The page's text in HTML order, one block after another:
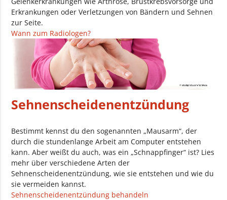
Erkrankungen oder Verletzungen von Bändern und Sehnen
zur Seite.
Wann zum Radiologen?
Sehnenscheidenentzündung
Bestimmt kennst du den sogenannten „Mausarm“, der
durch die stundenlange Arbeit am Computer entstehen
kann. Aber weißt du auch, was ein „Schnappfinger“ ist? Lies
mehr über verschiedene Arten der
Sehnenscheidenentzündung, wie sie entstehen und wie du
sie vermeiden kannst.
Sehnenscheidenentzündung behandeln